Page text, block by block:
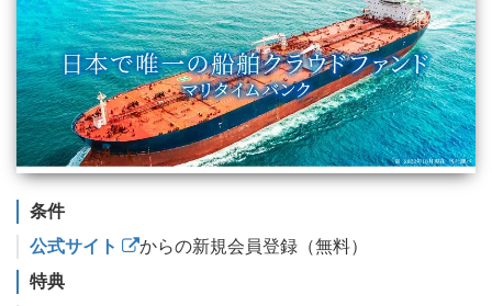
条件
公式サイト
からの新規会員登録（無料）
特典